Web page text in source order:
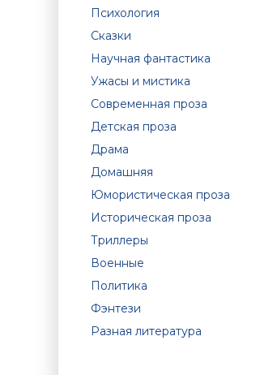
Психология
Сказки
Научная фантастика
Ужасы и мистика
Современная проза
Детская проза
Драма
Домашняя
Юмористическая проза
Историческая проза
Триллеры
Военные
Политика
Фэнтези
Разная литература